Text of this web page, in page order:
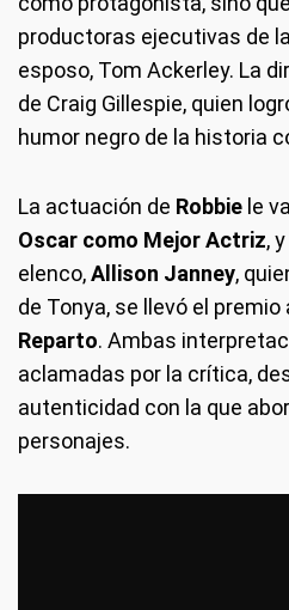
productoras ejecutivas de
esposo, Tom Ackerley. La
de Craig Gillespie, quien
humor negro de la historia
La actuación de Robbie le
Oscar como Mejor Actriz,
elenco,Allison Janney,
de Tonya, se llevó el premio
Reparto. Ambas
aclamadas por la crítica,
autenticidad con la que
personajes.